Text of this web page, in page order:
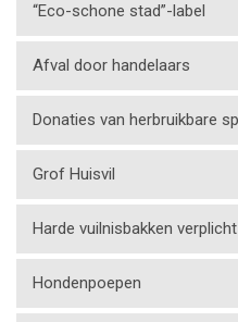
“Eco-schone stad”-label
Afval door handelaars
Donaties van herbruikbare
Grof Huisvil
Harde vuilnisbakken
Hondenpoepen